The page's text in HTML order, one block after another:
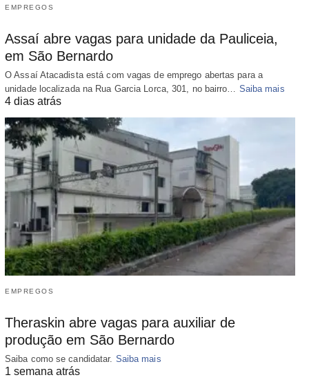
EMPREGOS
Assaí abre vagas para unidade da Pauliceia,
em São Bernardo
O Assaí Atacadista está com vagas de emprego abertas para a
unidade localizada na Rua Garcia Lorca, 301, no bairro… Saiba mais
4 dias atrás
EMPREGOS
Theraskin abre vagas para auxiliar de
produção em São Bernardo
Saiba como se candidatar. Saiba mais
1 semana atrás